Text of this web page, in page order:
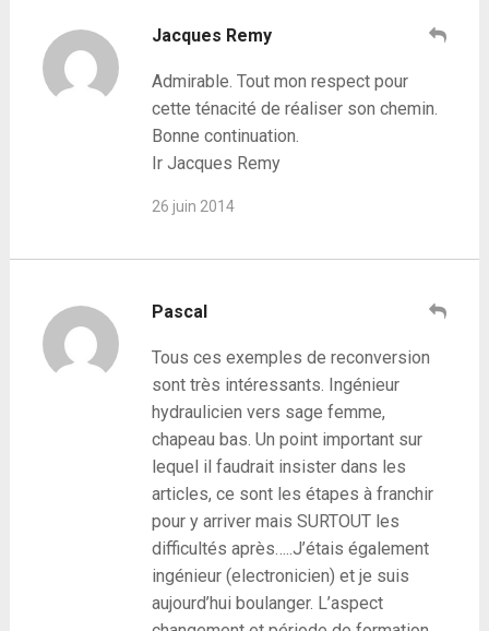
Jacques Remy
Admirable. Tout mon respect pour
cette ténacité de réaliser son chemin.
Bonne continuation.
Ir Jacques Remy
26 juin 2014
Pascal
Tous ces exemples de reconversion
sont très intéressants. Ingénieur
hydraulicien vers sage femme,
chapeau bas. Un point important sur
lequel il faudrait insister dans les
articles, ce sont les étapes à franchir
pour y arriver mais SURTOUT les
difficultés après…..J’étais également
ingénieur (electronicien) et je suis
aujourd’hui boulanger. L’aspect